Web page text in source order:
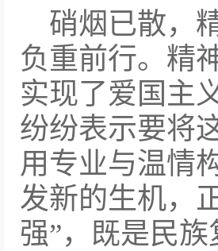
硝烟已散，
负重前行。精
实现了爱国主
纷纷表示要将
用专业与温情
发新的生机，
强”，既是民